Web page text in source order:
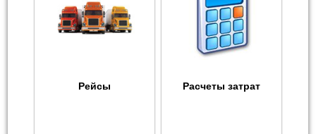
Рейсы Расчеты затрат